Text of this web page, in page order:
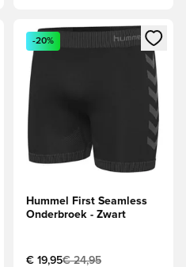
loggen of je aan te melden als
Opent een venster om in te
-20%
Hummel First Seamless
Onderbroek - Zwart
€ 19,95€ 24,95